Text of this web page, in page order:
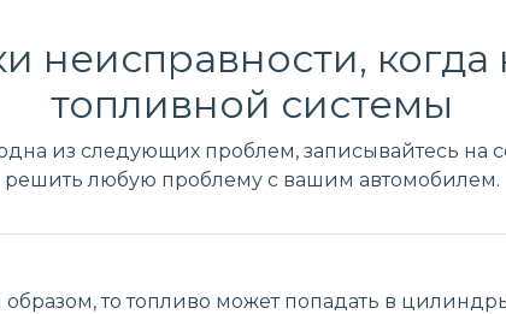
неисправности,
топливной системы
из следующих проблем, записывайтесь на
решить любую проблему с вашим автомобилем.
то топливо может попадать в